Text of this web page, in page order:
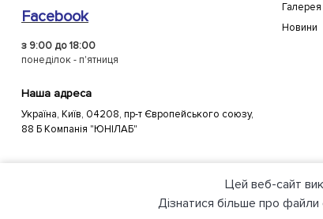
Facebook
з 9:00 до 18:00
понеділок - п'ятниця
Галерея
Новини
Наша адреса
Україна, Київ, 04208, пр-т Європейського союзу,
88 Б Компанія "ЮНІЛАБ"
Цей веб-сайт
Дізнатися більше про